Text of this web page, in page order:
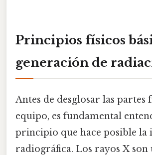
Principios físicos
generación de
Antes de desglosar las partes
equipo, es fundamental
principio que hace posible la
radiográfica. Los rayos X